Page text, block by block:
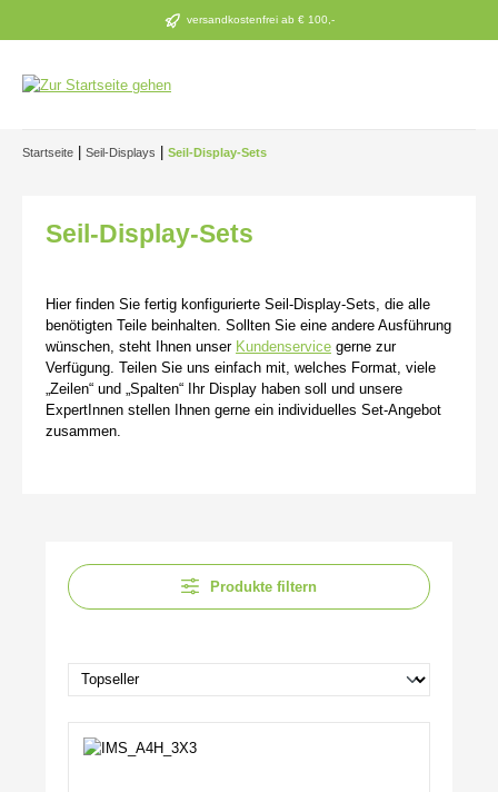
Zum Hauptinhalt springen versandkostenfrei ab € 100,-
Startseite Seil-Displays Seil-Display-Sets
Seil-Display-Sets
Hier finden Sie fertig konfigurierte Seil-Display-Sets, die alle
benötigten Teile beinhalten. Sollten Sie eine andere Ausführung
wünschen, steht Ihnen unser Kundenservice gerne zur
Verfügung. Teilen Sie uns einfach mit, welches Format, viele
„Zeilen“ und „Spalten“ Ihr Display haben soll und unsere
ExpertInnen stellen Ihnen gerne ein individuelles Set-Angebot
zusammen.
Produkte filtern